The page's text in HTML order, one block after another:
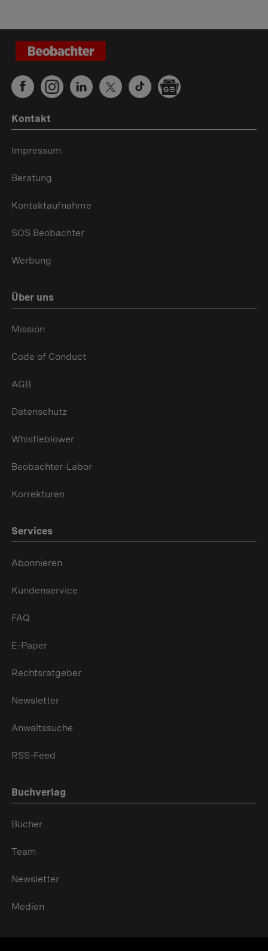
Kontakt
Impressum
Beratung
Kontaktaufnahme
SOS Beobachter
Werbung
Über uns
Mission
Code of Conduct
AGB
Datenschutz
Whistleblower
Beobachter-Labor
Korrekturen
Services
Abonnieren
Kundenservice
FAQ
E-Paper
Rechtsratgeber
Newsletter
Anwaltssuche
RSS-Feed
Buchverlag
Bücher
Team
Newsletter
Medien